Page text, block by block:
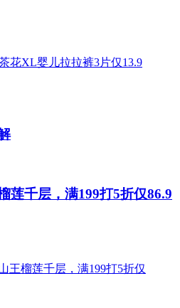
莲千层，满199打5折仅86.9